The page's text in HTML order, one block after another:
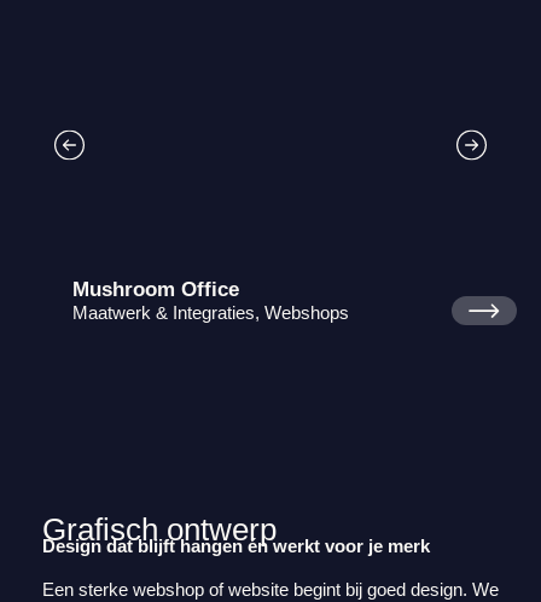
Mushroom Office
Maatwerk & Integraties, Webshops
Grafisch ontwerp
Design dat blijft hangen én werkt voor je merk
Een sterke webshop of website begint bij goed design. We